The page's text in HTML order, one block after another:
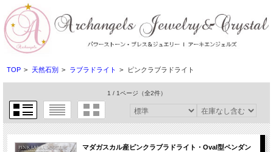
TOP > 天然石別 > ラブラドライト > ピンクラブラドライト
1 / 1ページ （全2件）
マダガスカル産ピンクラブラドライト・Oval型ペンダン